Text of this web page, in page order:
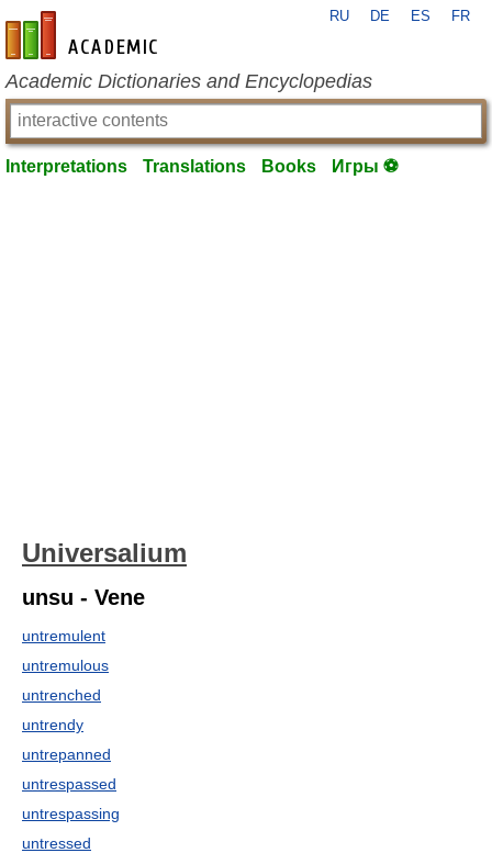
en-academic.com
RU DE ES FR
Academic Dictionaries and Encyclopedias
Interpretations Translations Books Игры ⚽
Universalium
unsu - Vene
untremulent
untremulous
untrenched
untrendy
untrepanned
untrespassed
untrespassing
untressed